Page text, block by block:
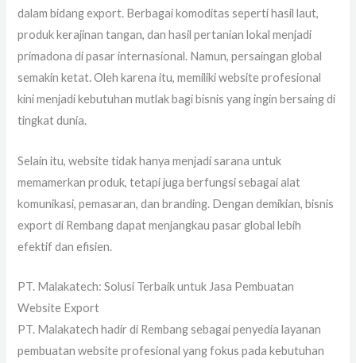
dalam bidang export. Berbagai komoditas seperti hasil laut,
produk kerajinan tangan, dan hasil pertanian lokal menjadi
primadona di pasar internasional. Namun, persaingan global
semakin ketat. Oleh karena itu, memiliki website profesional
kini menjadi kebutuhan mutlak bagi bisnis yang ingin bersaing di
tingkat dunia.
Selain itu, website tidak hanya menjadi sarana untuk
memamerkan produk, tetapi juga berfungsi sebagai alat
komunikasi, pemasaran, dan branding. Dengan demikian, bisnis
export di Rembang dapat menjangkau pasar global lebih
efektif dan efisien.
PT. Malakatech: Solusi Terbaik untuk Jasa Pembuatan
Website Export
PT. Malakatech hadir di Rembang sebagai penyedia layanan
pembuatan website profesional yang fokus pada kebutuhan